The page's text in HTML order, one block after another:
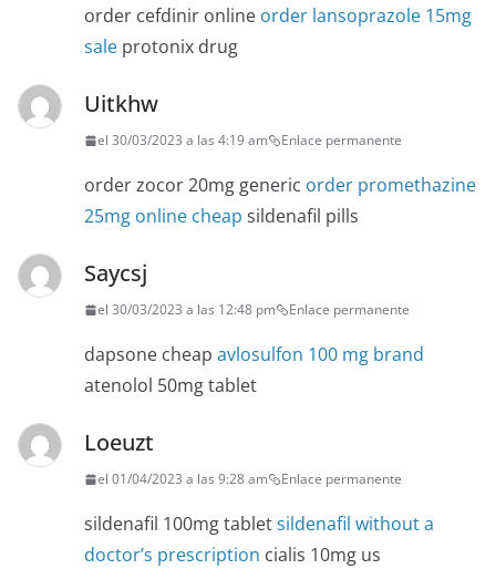
order cefdinir online order lansoprazole 15mg
sale protonix drug
Uitkhw
el 30/03/2023 a las 4:19 am Enlace permanente
order zocor 20mg generic order promethazine
25mg online cheap sildenafil pills
Saycsj
el 30/03/2023 a las 12:48 pm Enlace permanente
dapsone cheap avlosulfon 100 mg brand
atenolol 50mg tablet
Loeuzt
el 01/04/2023 a las 9:28 am Enlace permanente
sildenafil 100mg tabletsildenafil without a
doctor’s prescription cialis 10mg us